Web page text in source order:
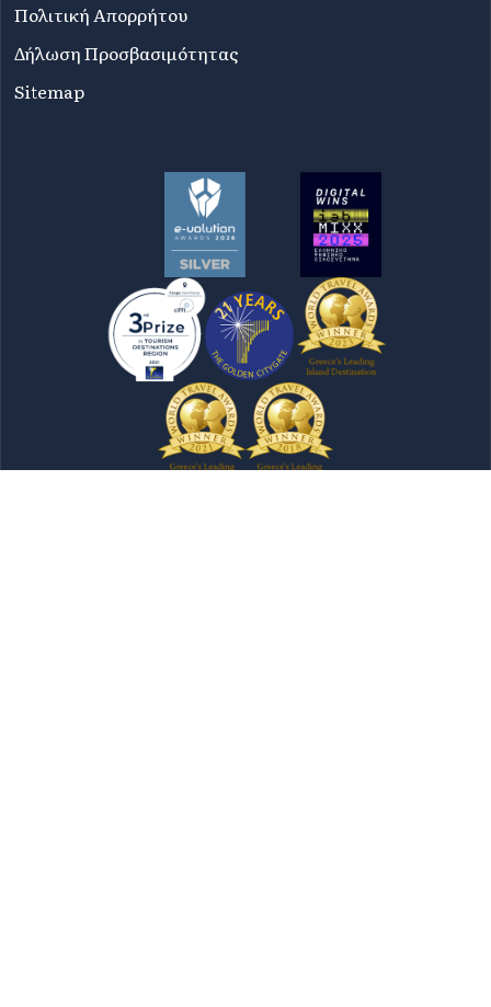
Πολιτική Απορρήτου
Δήλωση Προσβασιμότητας
Sitemap